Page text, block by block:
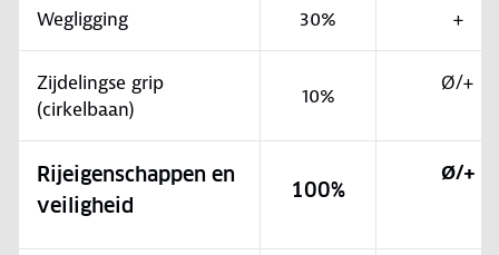
Wegligging 30% +
Zijdelingse grip
(cirkelbaan)
10%
Ø/+
Rijeigenschappen en
veiligheid
100%
Ø/+